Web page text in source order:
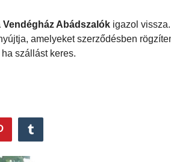
Abádszalók igazol
amelyeket szerződésben
szállást keres.